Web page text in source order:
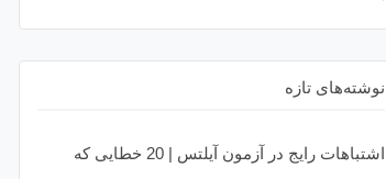
نوشته‌های تازه
اشتباهات رایج در آزمون آیلتس | 20 خطایی که